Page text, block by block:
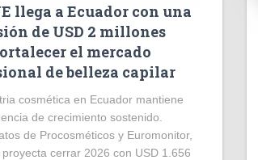
llega a Ecuador con una
de USD 2 millones
el mercado
de belleza capilar
cosmética en Ecuador mantiene
de crecimiento sostenido.
de Procosméticos y Euromonitor,
cerrar 2026 con USD 1.656